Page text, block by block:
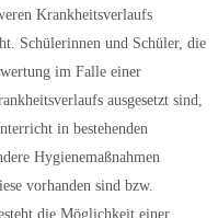
Krankheitsverlaufs
Schülerinnen und Schüler, die
im Falle einer
ausgesetzt sind,
in bestehenden
Hygienemaßnahmen
vorhanden sind bzw.
die Möglichkeit einer